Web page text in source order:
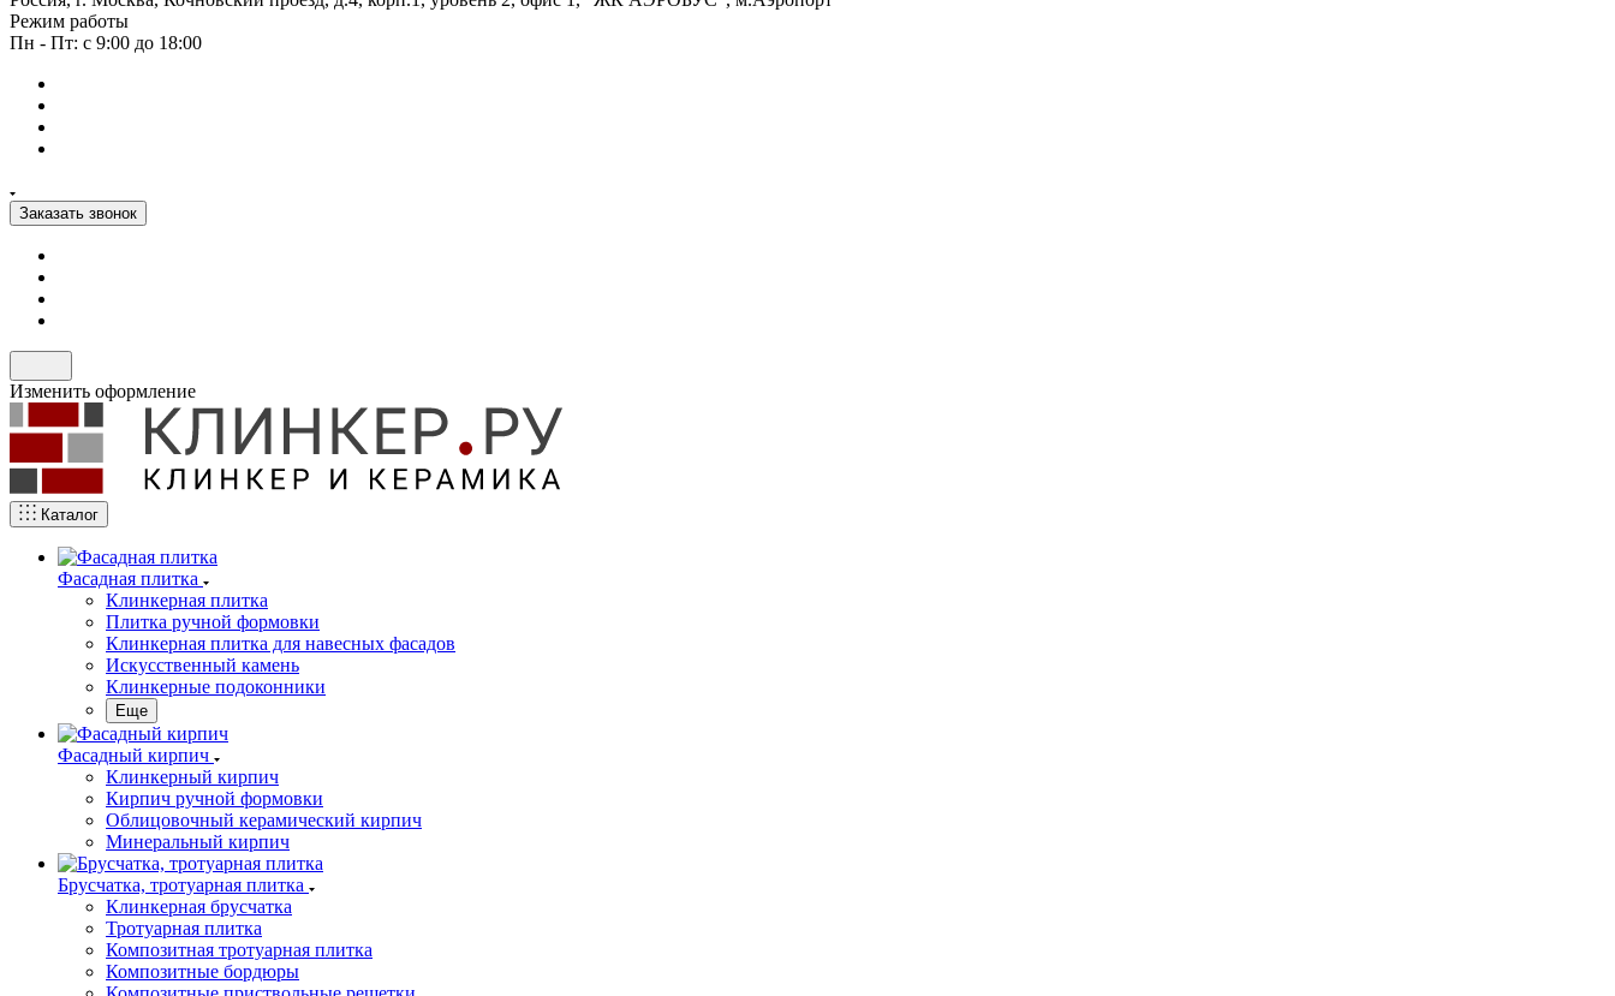
Режим работы
Пн - Пт: с 9:00 до 18:00
Заказать звонок
Изменить оформление
Каталог
Фасадная плитка
Клинкерная плитка
Плитка ручной формовки
Клинкерная плитка для навесных фасадов
Искусственный камень
Клинкерные подоконники
Еще
Фасадный кирпич
Клинкерный кирпич
Кирпич ручной формовки
Облицовочный керамический кирпич
Минеральный кирпич
Брусчатка, тротуарная плитка
Клинкерная брусчатка
Тротуарная плитка
Композитная тротуарная плитка
Композитные бордюры